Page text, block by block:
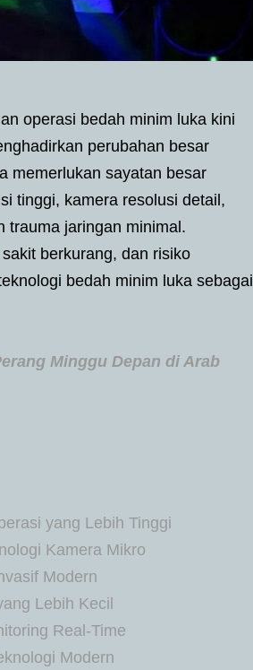
operasi bedah minim luka kini
perubahan besar
memerlukan sayatan besar
tinggi, kamera resolusi detail,
trauma jaringan minimal.
berkurang, dan risiko
bedah minim luka sebagai
Minggu Depan di Arab
yang Lebih Tinggi
Kamera Mikro
Modern
Lebih Kecil
Real-Time
Modern